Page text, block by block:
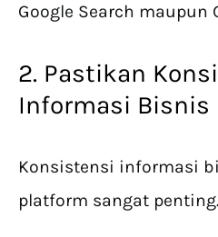
Google Search maupun
2. Pastikan
Informasi Bisnis
Konsistensi informasi
platform sangat penting.